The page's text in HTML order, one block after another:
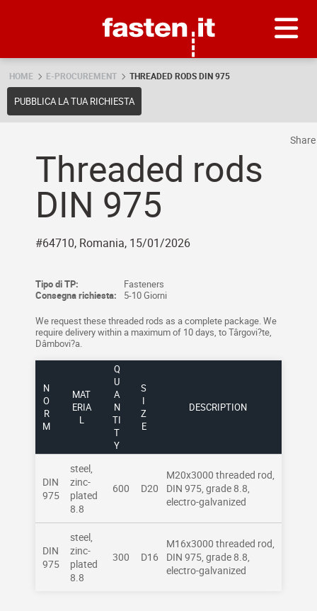
HOME E-PROCUREMENT THREADED RODS DIN 975
PUBBLICA LA TUA RICHIESTA
Threaded rods
DIN 975
#64710, Romania, 15/01/2026
Tipo di TP:
Fasteners
Consegna richiesta:
5-10 Giorni
We request these threaded rods as a complete package. We
require delivery within a maximum of 10 days, to Târgovi?te,
Dâmbovi?a.
N
O
R
M
MAT
ERIA
L
Q
U
A
N
TI
T
Y
S
I
Z
E
DESCRIPTION
DIN
975
steel,
zinc-
plated
8.8
600 D20
M20x3000 threaded rod,
DIN 975, grade 8.8,
electro-galvanized
DIN
975
steel,
zinc-
plated
8.8
300 D16
M16x3000 threaded rod,
DIN 975, grade 8.8,
electro-galvanized
Share